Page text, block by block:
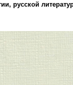
русской